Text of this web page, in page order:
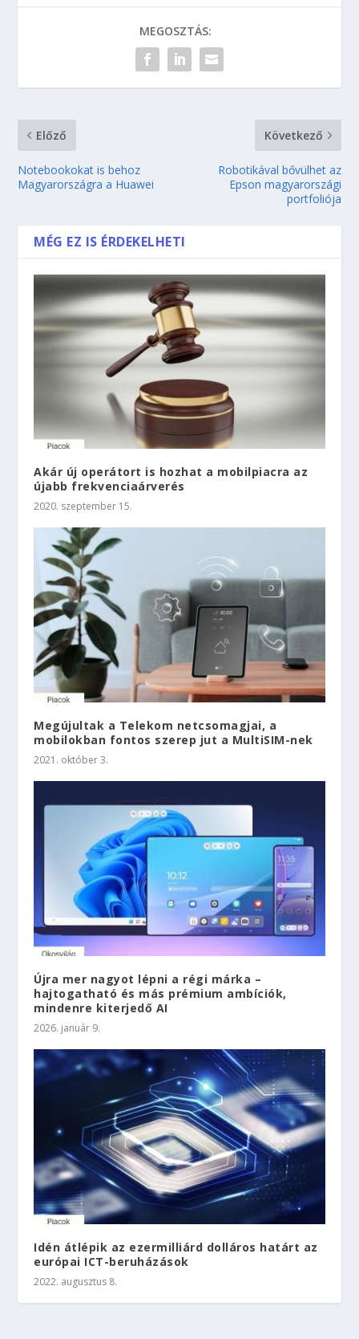
MEGOSZTÁS:
Előző
Notebookokat is behoz
Magyarországra a Huawei
Következő
Robotikával bővülhet az
Epson magyarországi
portfoliója
MÉG EZ IS ÉRDEKELHETI
Akár új operátort is hozhat a mobilpiacra az
újabb frekvenciaárverés
2020. szeptember 15.
Megújultak a Telekom netcsomagjai, a
mobilokban fontos szerep jut a MultiSIM-nek
2021. október 3.
Újra mer nagyot lépni a régi márka –
hajtogatható és más prémium ambíciók,
mindenre kiterjedő AI
2026. január 9.
Idén átlépik az ezermilliárd dolláros határt az
európai ICT-beruházások
2022. augusztus 8.